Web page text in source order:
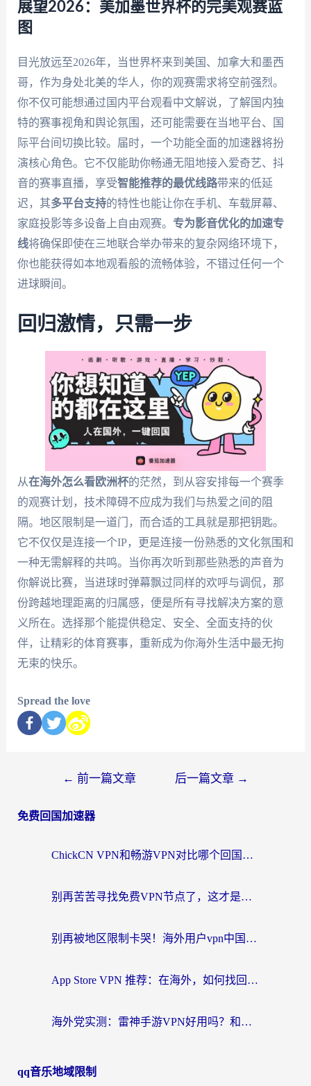
展望2026：美加墨世界杯的完美观赛蓝
图
目光放远至2026年，当世界杯来到美国、加拿大和墨西
哥，作为身处北美的华人，你的观赛需求将空前强烈。
你不仅可能想通过国内平台观看中文解说，了解国内独
特的赛事视角和舆论氛围，还可能需要在当地平台、国
际平台间切换比较。届时，一个功能全面的加速器将扮
演核心角色。它不仅能助你畅通无阻地接入爱奇艺、抖
音的赛事直播，享受智能推荐的最优线路带来的低延
迟，其多平台支持的特性也能让你在手机、车载屏幕、
家庭投影等多设备上自由观赛。 专为影音优化的加速专
线将确保即使在三地联合举办带来的复杂网络环境下，
你也能获得如本地观看般的流畅体验，不错过任何一个
进球瞬间。
回归激情，只需一步
从在海外怎么看欧洲杯的茫然，到从容安排每一个赛季
的观赛计划，技术障碍不应成为我们与热爱之间的阻
隔。地区限制是一道门，而合适的工具就是那把钥匙。
它不仅仅是连接一个IP，更是连接一份熟悉的文化氛围和
一种无需解释的共鸣。当你再次听到那些熟悉的声音为
你解说比赛，当进球时弹幕飘过同样的欢呼与调侃，那
份跨越地理距离的归属感，便是所有寻找解决方案的意
义所在。选择那个能提供稳定、安全、全面支持的伙
伴，让精彩的体育赛事，重新成为你海外生活中最无拘
无束的快乐。
Spread the love
← 前一篇文章 后一篇文章 →
免费回国加速器
ChickCN VPN和畅游VPN对比哪个回国效果更好？海外党必看的回国加速器选择指南
别再苦苦寻找免费VPN节点了，这才是海外访问国内资源的正确姿势
别再被地区限制卡哭！海外用户vpn中国下载全攻略，无缝刷剧办公社交
App Store VPN 推荐：在海外，如何找回那扇回家的“任意门”？
海外党实测：雷神手游VPN好用吗？和闪电VPN对比哪个回国效果更好？附小众工具深度测评
qq音乐地域限制